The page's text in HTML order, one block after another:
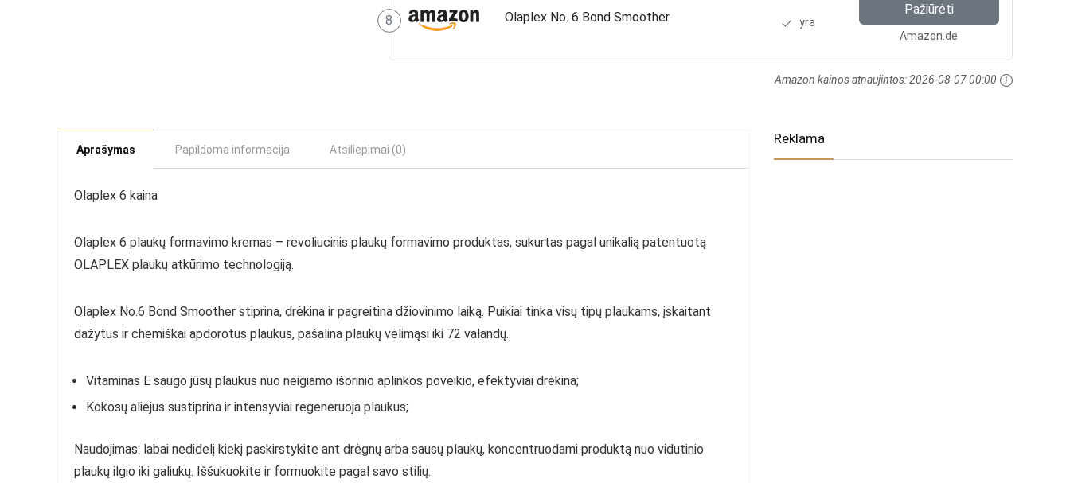
8 Olaplex No. 6 Bond Smoother yra
Pažiūrėti
Amazon.de
Amazon kainos atnaujintos:2026-08-07 00:00
Aprašymas Papildoma informacija Atsiliepimai (0)
Olaplex 6 kaina
Olaplex 6 plaukų formavimo kremas – revoliucinis plaukų formavimo produktas, sukurtas pagal unikalią patentuotą
OLAPLEX plaukų atkūrimo technologiją.
Olaplex No.6 Bond Smoother stiprina, drėkina ir pagreitina džiovinimo laiką. Puikiai tinka visų tipų plaukams, įskaitant
dažytus ir chemiškai apdorotus plaukus, pašalina plaukų vėlimąsi iki 72 valandų.
Vitaminas E saugo jūsų plaukus nuo neigiamo išorinio aplinkos poveikio, efektyviai drėkina;
Kokosų aliejus sustiprina ir intensyviai regeneruoja plaukus;
Naudojimas: labai nedidelį kiekį paskirstykite ant drėgnų arba sausų plaukų, koncentruodami produktą nuo vidutinio
plaukų ilgio iki galiukų. Iššukuokite ir formuokite pagal savo stilių.
Reklama